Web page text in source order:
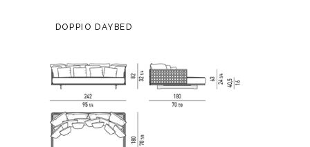
DOPPIO DAYBED